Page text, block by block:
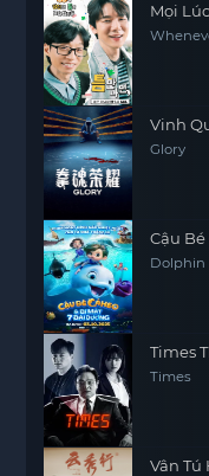
Mọi
Vinh
Glory
Cậu
Dolphin
Times
Times
Vân Tú